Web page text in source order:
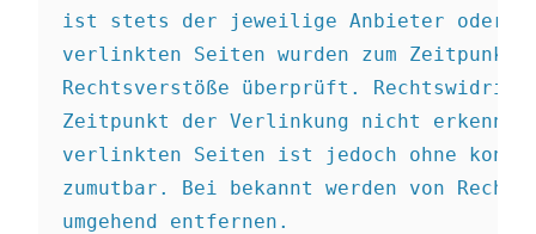
ist stets der jeweilige Anbieter oder
verlinkten Seiten wurden zum
Rechtsverstöße überprüft.
Zeitpunkt der Verlinkung nicht
verlinkten Seiten ist jedoch ohne
zumutbar. Bei bekannt werden von
umgehend entfernen.